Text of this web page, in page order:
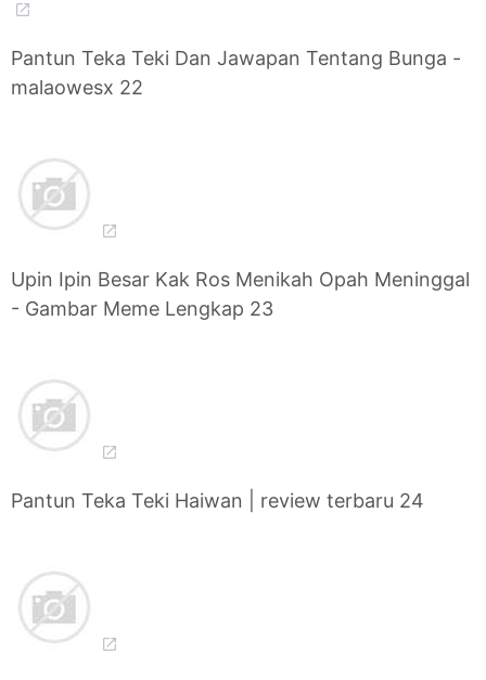
Pantun Teka Teki Dan Jawapan Tentang Bunga -
malaowesx 22
Upin Ipin Besar Kak Ros Menikah Opah Meninggal
- Gambar Meme Lengkap 23
Pantun Teka Teki Haiwan | review terbaru 24